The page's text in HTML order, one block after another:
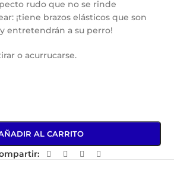
rudo que no se rinde
¡tiene brazos elásticos que son
entretendrán a su perro!
o acurrucarse.
AL CARRITO